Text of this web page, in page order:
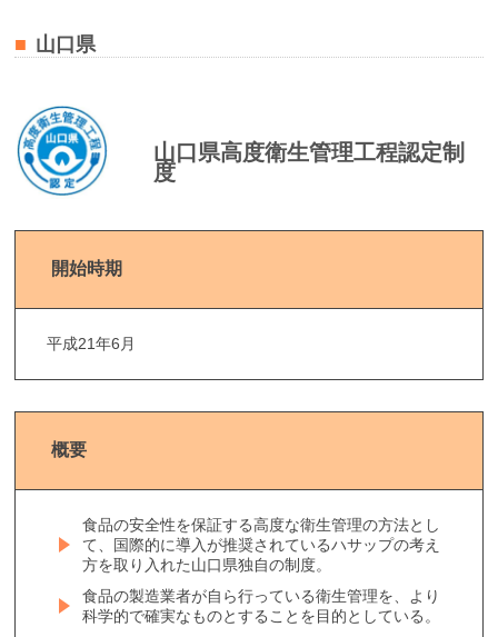
山口県
山口県高度衛生管理工程認定制
度
開始時期
平成21年6月
概要
食品の安全性を保証する高度な衛生管理の方法とし
て、国際的に導入が推奨されているハサップの考え
方を取り入れた山口県独自の制度。
食品の製造業者が自ら行っている衛生管理を、より
科学的で確実なものとすることを目的としている。